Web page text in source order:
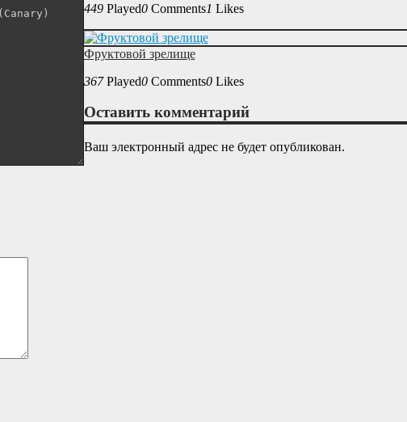
449 Played0 Comments1 Likes
Фруктовой зрелище
367 Played0 Comments0 Likes
Оставить комментарий
Ваш электронный адрес не будет опубликован.